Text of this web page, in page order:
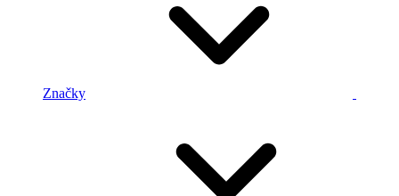
Značky